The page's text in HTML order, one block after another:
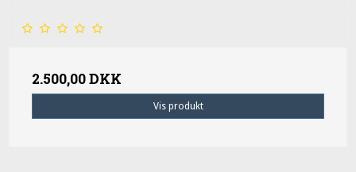
2.500,00 DKK
Vis produkt